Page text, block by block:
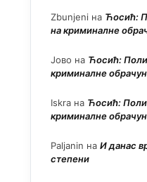
Zbunjeni на Ћосић:
на криминалне
Јово на Ћосић:
криминалне
Iskra на Ћосић:
криминалне
Paljanin на И данас
степени